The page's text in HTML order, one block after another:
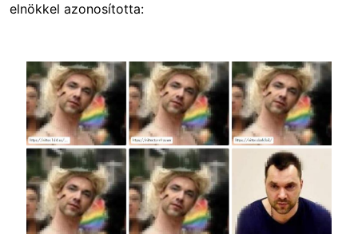
elnökkel azonosította:
Image